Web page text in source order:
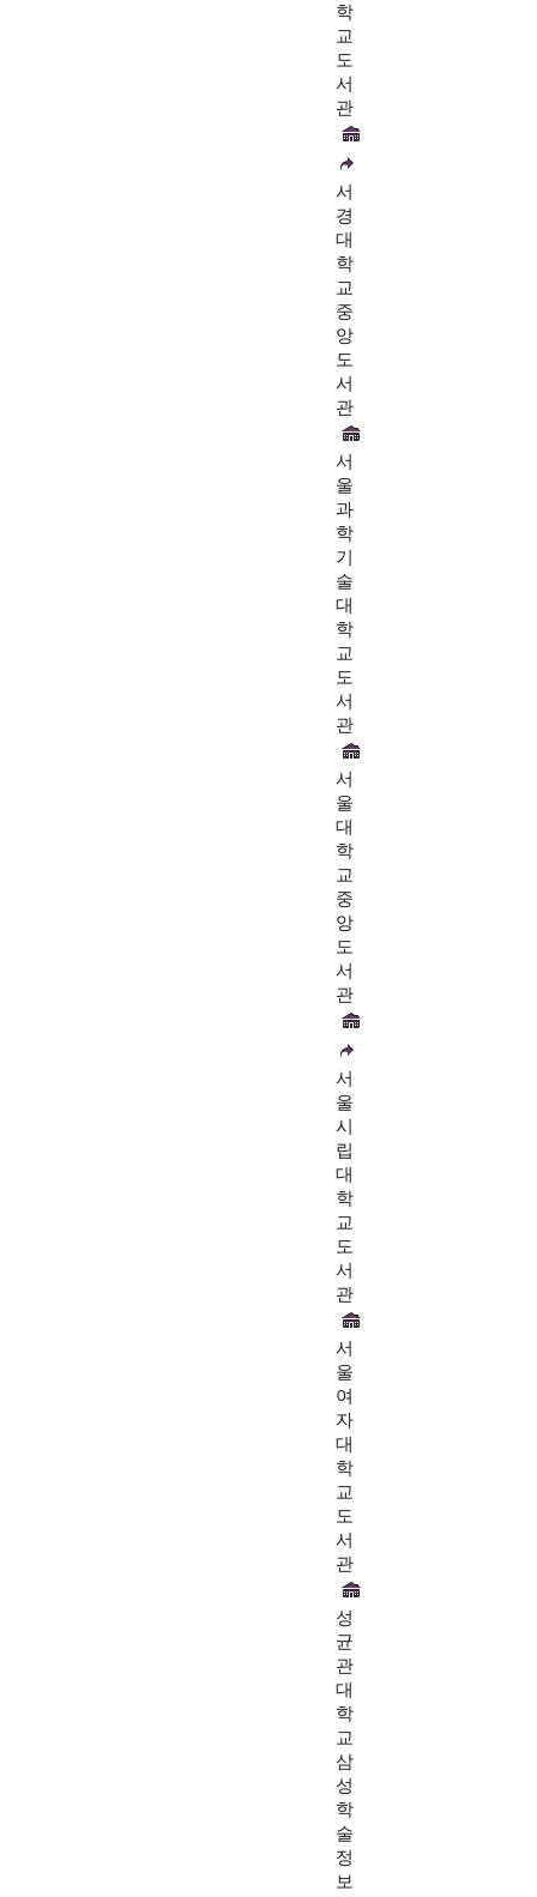
학
교
도
서
관
서
경
대
학
교
중
앙
도
서
관
서
울
과
학
기
술
대
학
교
도
서
관
서
울
대
학
교
중
앙
도
서
관
서
울
시
립
대
학
교
도
서
관
서
울
여
자
대
학
교
도
서
관
성
균
관
대
학
교
삼
성
학
술
정
보